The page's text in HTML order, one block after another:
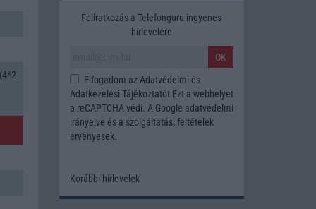
Feliratkozás a Telefonguru ingyenes
hírlevelére
OK
Elfogadom az Adatvédelmi és
Adatkezelési TájékoztatótEzt a webhelyet
a reCAPTCHA védi. A Google adatvédelmi
irányelve és a szolgáltatási feltételek
érvényesek.
Korábbi hírlevelek